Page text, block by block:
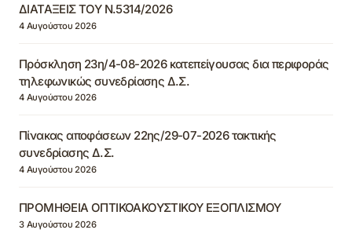
ΔΙΑΤΑΞΕΙΣ ΤΟΥ Ν.5314/2026
4 Αυγούστου 2026
Πρόσκληση 23η/4-08-2026 κατεπείγουσας δια περιφοράς
τηλεφωνικώς συνεδρίασης Δ.Σ.
4 Αυγούστου 2026
Πίνακας αποφάσεων 22ης/29-07-2026 τακτικής
συνεδρίασης Δ.Σ.
4 Αυγούστου 2026
ΠΡΟΜΗΘΕΙΑ ΟΠΤΙΚΟΑΚΟΥΣΤΙΚΟΥ ΕΞΟΠΛΙΣΜΟΥ
3 Αυγούστου 2026